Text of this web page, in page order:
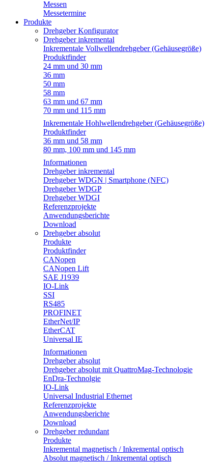
Messen
Messetermine
Produkte
Drehgeber Konfigurator
Drehgeber inkremental
Inkrementale Vollwellendrehgeber (Gehäusegröße)
Produktfinder
24 mm und 30 mm
36 mm
50 mm
58 mm
63 mm und 67 mm
70 mm und 115 mm
Inkrementale Hohlwellendrehgeber (Gehäusegröße)
Produktfinder
36 mm und 58 mm
80 mm, 100 mm und 145 mm
Informationen
Drehgeber inkremental
Drehgeber WDGN | Smartphone (NFC)
Drehgeber WDGP
Drehgeber WDGI
Referenzprojekte
Anwendungsberichte
Download
Drehgeber absolut
Produkte
Produktfinder
CANopen
CANopen Lift
SAE J1939
IO-Link
SSI
RS485
PROFINET
EtherNet/IP
EtherCAT
Universal IE
Informationen
Drehgeber absolut
Drehgeber absolut mit QuattroMag-Technologie
EnDra-Technolgie
IO-Link
Universal Industrial Ethernet
Referenzprojekte
Anwendungsberichte
Download
Drehgeber redundant
Produkte
Inkremental magnetisch / Inkremental optisch
Absolut magnetisch / Inkremental optisch